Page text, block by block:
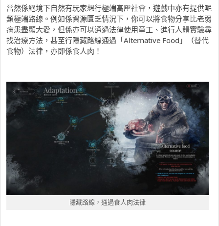
當然係絕境下自然有玩家想行極端高壓社會，遊戲中亦有提供呢
類極端路線。例如係資源匱乏情況下，你可以將食物分享比老弱
病患盡顯大愛，但係亦可以通過法律使用童工、進行人體實驗尋
找治療方法，甚至行隱藏路線通過「Alternative Food」（替代
食物）法律，亦即係食人肉！
隱藏路線，通過食人肉法律